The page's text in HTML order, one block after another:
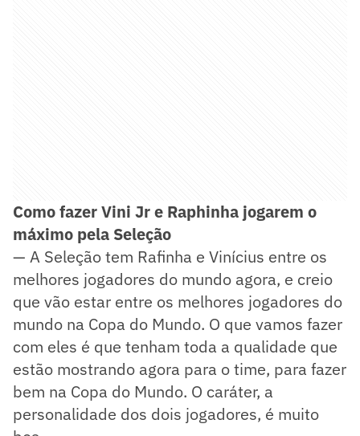
Como fazer Vini Jr e Raphinha jogarem o
máximo pela Seleção
— A Seleção tem Rafinha e Vinícius entre os
melhores jogadores do mundo agora, e creio
que vão estar entre os melhores jogadores do
mundo na Copa do Mundo. O que vamos fazer
com eles é que tenham toda a qualidade que
estão mostrando agora para o time, para fazer
bem na Copa do Mundo. O caráter, a
personalidade dos dois jogadores, é muito